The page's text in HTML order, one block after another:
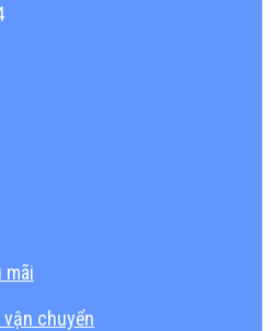
mãi
chuyển